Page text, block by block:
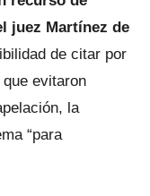
juez Martínez de
de citar por
evitaron
la
“para